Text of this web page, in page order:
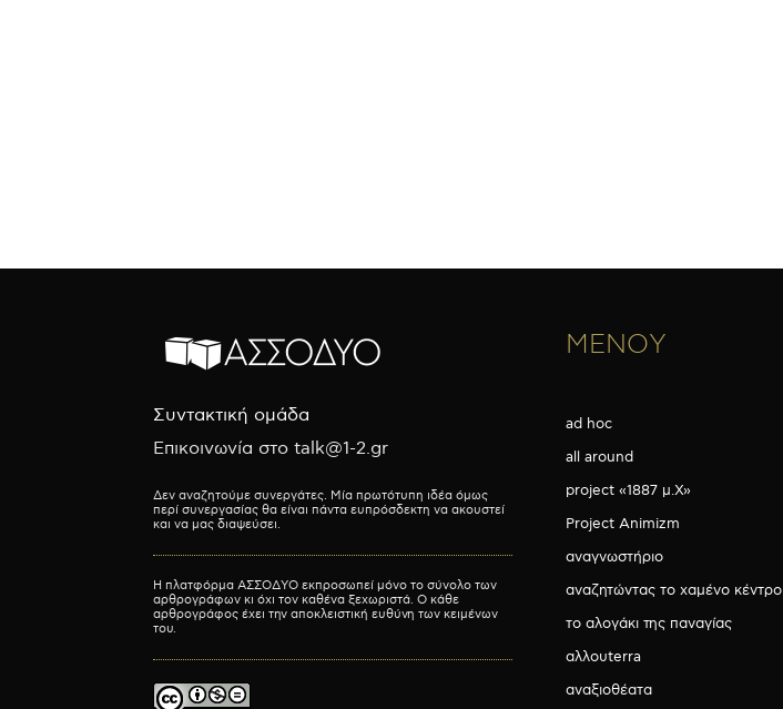
Συντακτική ομάδα
Επικοινωνία στο talk@1-2.gr
Δεν αναζητούμε συνεργάτες. Μία πρωτότυπη ιδέα όμως
περί συνεργασίας θα είναι πάντα ευπρόσδεκτη να ακουστεί
και να μας διαψεύσει.
Η πλατφόρμα ΑΣΣΟΔΥΟ εκπροσωπεί μόνο το σύνολο των
αρθρογράφων κι όχι τον καθένα ξεχωριστά. Ο κάθε
αρθρογράφος έχει την αποκλειστική ευθύνη των κειμένων
του.
ΜΕΝΟΥ
ad hoc
all around
project «1887 μ.Χ»
Project Animizm
αναγνωστήριο
αναζητώντας το χαμένο κέντρο
το αλογάκι της παναγίας
αλλουterra
αναξιοθέατα